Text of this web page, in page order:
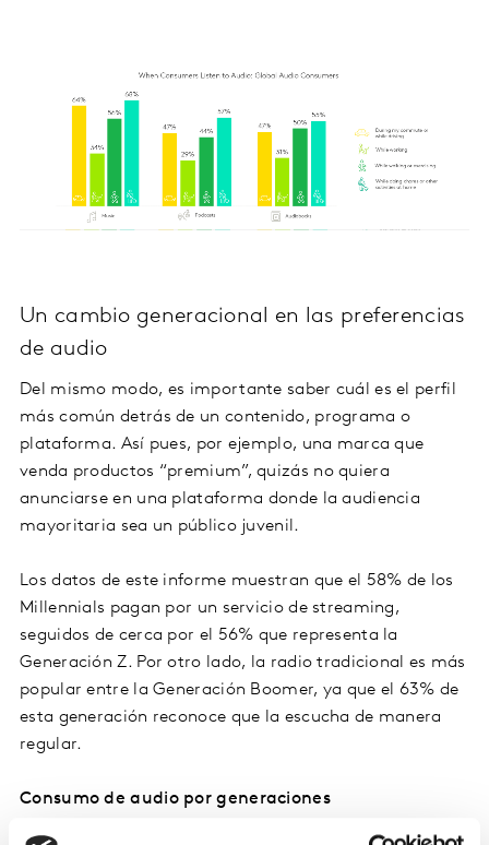
Un cambio generacional en las preferencias
de audio
Del mismo modo, es importante saber cuál es el perfil
más común detrás de un contenido, programa o
plataforma. Así pues, por ejemplo, una marca que
venda productos “premium”, quizás no quiera
anunciarse en una plataforma donde la audiencia
mayoritaria sea un público juvenil.
Los datos de este informe muestran que el 58% de los
Millennials pagan por un servicio de streaming,
seguidos de cerca por el 56% que representa la
Generación Z. Por otro lado, la radio tradicional es más
popular entre la Generación Boomer, ya que el 63% de
esta generación reconoce que la escucha de manera
regular.
Consumo de audio por generaciones